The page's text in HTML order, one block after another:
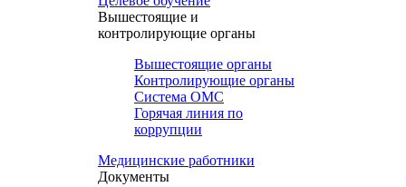
Вышестоящие и
контролирующие органы
Вышестоящие органы
Контролирующие органы
Система ОМС
Горячая линия по
коррупции
Медицинские работники
Документы